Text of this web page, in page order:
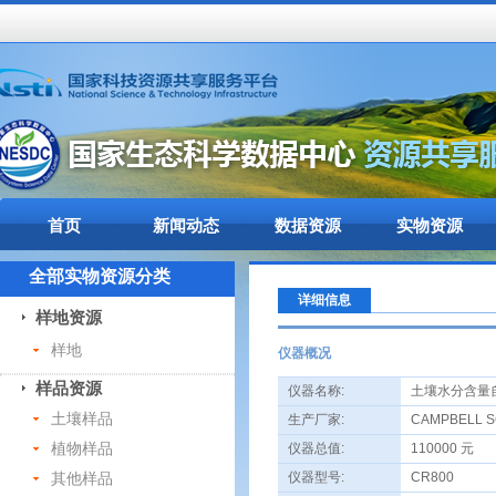
首页 新闻动态 数据资源 实物资源
全部实物资源分类
样地资源
样地
样品资源
土壤样品
植物样品
其他样品
详细信息
仪器概况
仪器名称:
土壤水分含量
生产厂家:
CAMPBELL
仪器总值:
110000 元
仪器型号:
CR800